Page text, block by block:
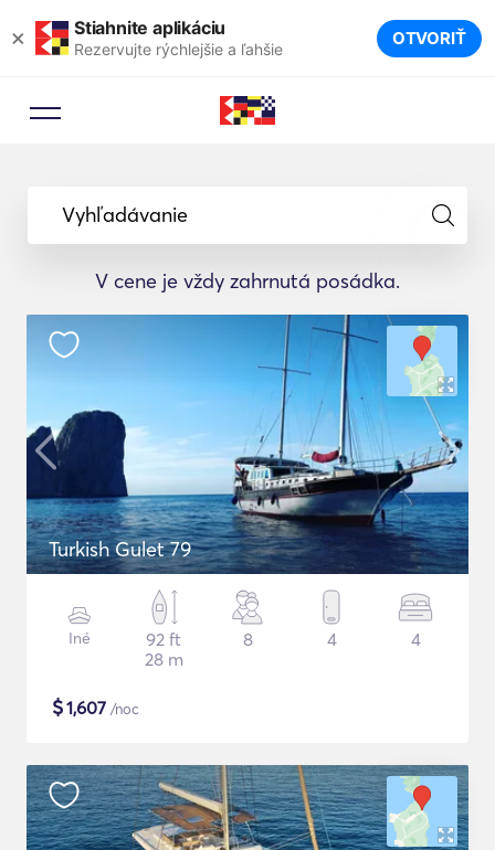
× Stiahnite aplikáciu
Rezervujte rýchlejšie a ľahšie OTVORIŤ
Vyhľadávanie
V cene je vždy zahrnutá posádka.
Turkish Gulet 79
Iné
92 ft
28 m
8 4 4
$1,607 /noc